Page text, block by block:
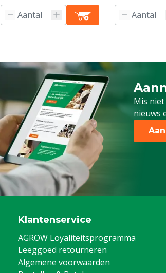
Mis
nieuws
Schrijf
Klantenservice
AGROW Loyaliteitsprogramma
Leeggoed retourneren
Algemene voorwaarden